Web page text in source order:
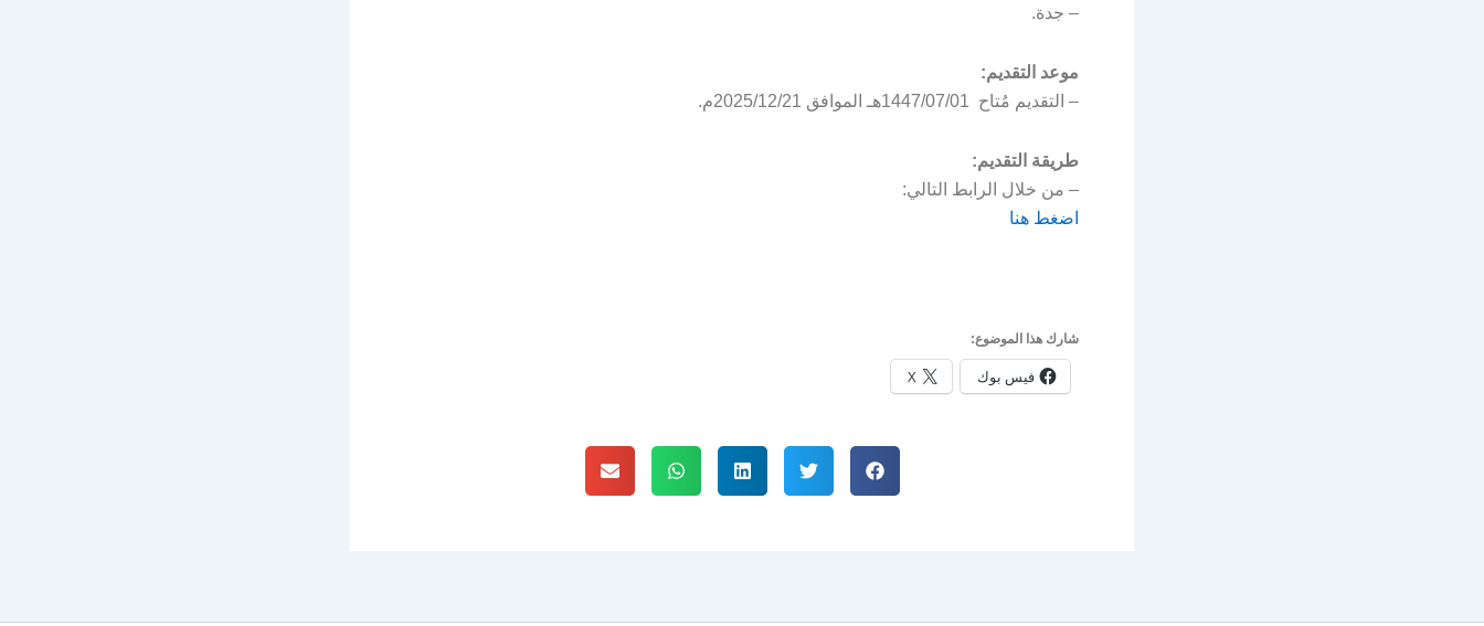
– جدة.
موعد التقديم:
– التقديم مُتاح 1447/07/01هـ الموافق 2025/12/21م.
طريقة التقديم:
– من خلال الرابط التالي:
اضغط هنا
شارك هذا الموضوع:
فيس بوك X